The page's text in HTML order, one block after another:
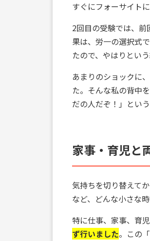
すぐにフォーサイト
2回目の受験では、
果は、労一の選択式
たので、やはりとい
あまりのショックに
た。そんな私の背中
だの人だぞ！」とい
家事・育児と
気持ちを切り替えて
など、どんな小さな
特に仕事、家事、育
ず行いました。この